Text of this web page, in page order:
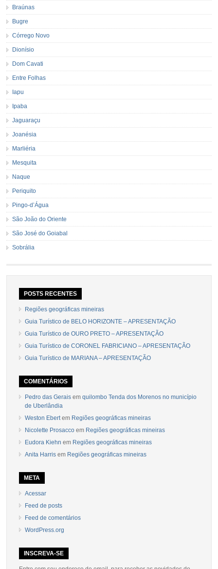
Braúnas
Bugre
Córrego Novo
Dionísio
Dom Cavati
Entre Folhas
Iapu
Ipaba
Jaguaraçu
Joanésia
Marliéria
Mesquita
Naque
Periquito
Pingo-d’Água
São João do Oriente
São José do Goiabal
Sobrália
POSTS RECENTES
Regiões geográficas mineiras
Guia Turístico de BELO HORIZONTE – APRESENTAÇÃO
Guia Turístico de OURO PRETO – APRESENTAÇÃO
Guia Turístico de CORONEL FABRICIANO – APRESENTAÇÃO
Guia Turístico de MARIANA – APRESENTAÇÃO
COMENTÁRIOS
Pedro das Gerais emquilombo Tenda dos Morenos no município
de Uberlândia
Weston Ebertem Regiões geográficas mineiras
Nicolette Prosacco em Regiões geográficas mineiras
Eudora Kiehn em Regiões geográficas mineiras
Anita Harris em Regiões geográficas mineiras
META
Acessar
Feed de posts
Feed de comentários
WordPress.org
INSCREVA-SE